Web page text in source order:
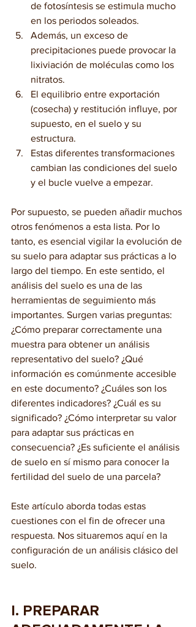
de fotosíntesis se estimula mucho
en los periodos soleados.
Además, un exceso de
precipitaciones puede provocar la
lixiviación de moléculas como los
nitratos.
El equilibrio entre exportación
(cosecha) y restitución influye, por
supuesto, en el suelo y su
estructura.
Estas diferentes transformaciones
cambian las condiciones del suelo
y el bucle vuelve a empezar.
Por supuesto, se pueden añadir muchos
otros fenómenos a esta lista. Por lo
tanto, es esencial vigilar la evolución de
su suelo para adaptar sus prácticas a lo
largo del tiempo. En este sentido, el
análisis del suelo es una de las
herramientas de seguimiento más
importantes. Surgen varias preguntas:
¿Cómo preparar correctamente una
muestra para obtener un análisis
representativo del suelo? ¿Qué
información es comúnmente accesible
en este documento? ¿Cuáles son los
diferentes indicadores? ¿Cuál es su
significado? ¿Cómo interpretar su valor
para adaptar sus prácticas en
consecuencia? ¿Es suficiente el análisis
de suelo en sí mismo para conocer la
fertilidad del suelo de una parcela?
Este artículo aborda todas estas
cuestiones con el fin de ofrecer una
respuesta. Nos situaremos aquí en la
configuración de un análisis clásico del
suelo.
I. PREPARAR